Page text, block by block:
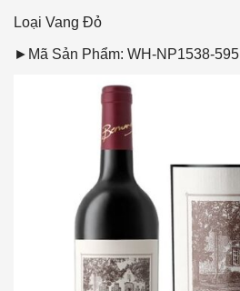
Loại Vang Đỏ
►Mã Sản Phẩm: WH-NP1538-595